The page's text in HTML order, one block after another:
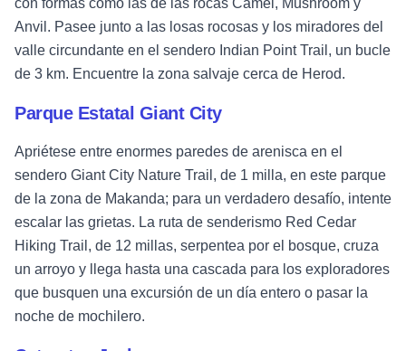
con formas como las de las rocas Camel, Mushroom y
Anvil. Pasee junto a las losas rocosas y los miradores del
valle circundante en el sendero Indian Point Trail, un bucle
de 3 km. Encuentre la zona salvaje cerca de Herod.
Parque Estatal Giant City
Apriétese entre enormes paredes de arenisca en el
sendero Giant City Nature Trail, de 1 milla, en este parque
de la zona de Makanda; para un verdadero desafío, intente
escalar las grietas. La ruta de senderismo Red Cedar
Hiking Trail, de 12 millas, serpentea por el bosque, cruza
un arroyo y llega hasta una cascada para los exploradores
que busquen una excursión de un día entero o pasar la
noche de mochilero.